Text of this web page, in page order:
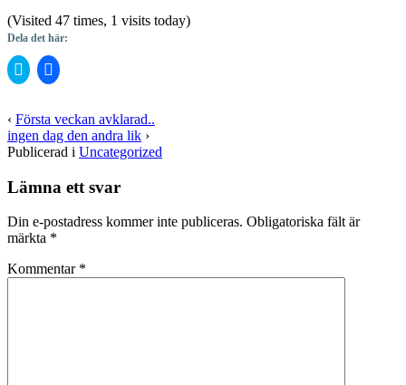
(Visited 47 times, 1 visits today)
Dela det här:
Klicka
för
på
Twitter
(Öppnas
i
ett
fönster)
Klicka
för
på
Facebook
(Öppnas
i
ett
fönster)
‹ Första veckan avklarad..
ingen dag den andra lik ›
Publicerad i Uncategorized
Lämna ett svar
Din e-postadress kommer inte publiceras. Obligatoriska fält är
märkta *
Kommentar *